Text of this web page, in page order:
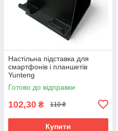
Настільна підставка для
смартфонів і планшетів
Yunteng
Готово до відправки
102,30 ₴ 110 ₴
Купити